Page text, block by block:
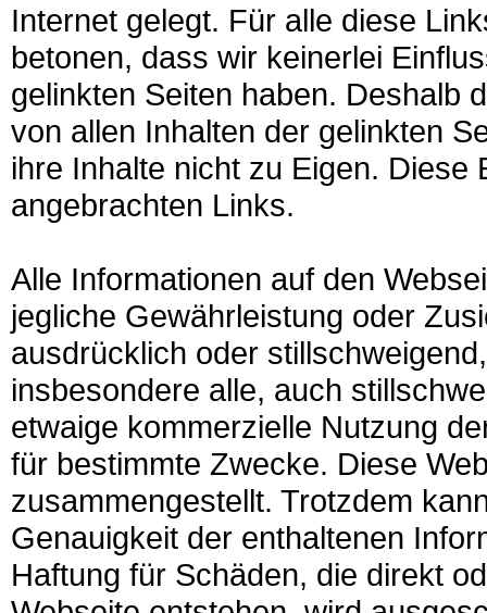
Internet gelegt. Für alle diese
betonen, dass wir keinerlei
gelinkten Seiten haben. Deshalb
von allen Inhalten der gelinkten
ihre Inhalte nicht zu Eigen. Diese
angebrachten Links.
Alle Informationen auf den
jegliche Gewährleistung oder
ausdrücklich oder
insbesondere alle, auch
etwaige kommerzielle Nutzung
für bestimmte Zwecke. Diese
zusammengestellt. Trotzdem
Genauigkeit der enthaltenen
Haftung für Schäden, die direkt